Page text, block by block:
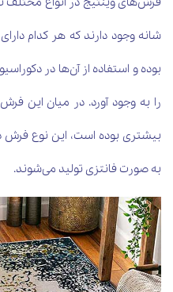
شانه وجود دارند که هر کدام
بوده و استفاده از آن‌ها در
را به وجود آورد. در میان این
بیشتری بوده است، این نوع
به صورت فانتزی تولید می‌شوند.